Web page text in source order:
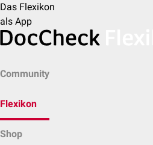
Das Flexikon
als App
Community
Flexikon
Shop